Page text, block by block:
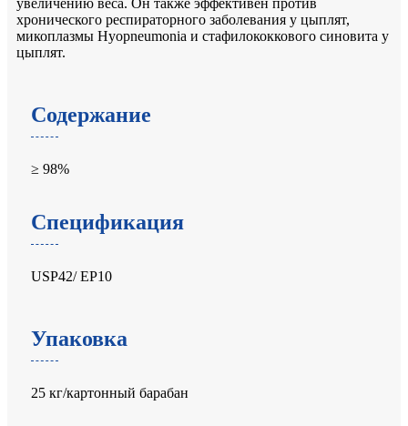
хронического респираторного заболевания у цыплят,
микоплазмы Hyopneumonia и стафилококкового синовита у
цыплят.
Содержание
≥ 98%
Спецификация
USP42/ EP10
Упаковка
25 кг/картонный барабан